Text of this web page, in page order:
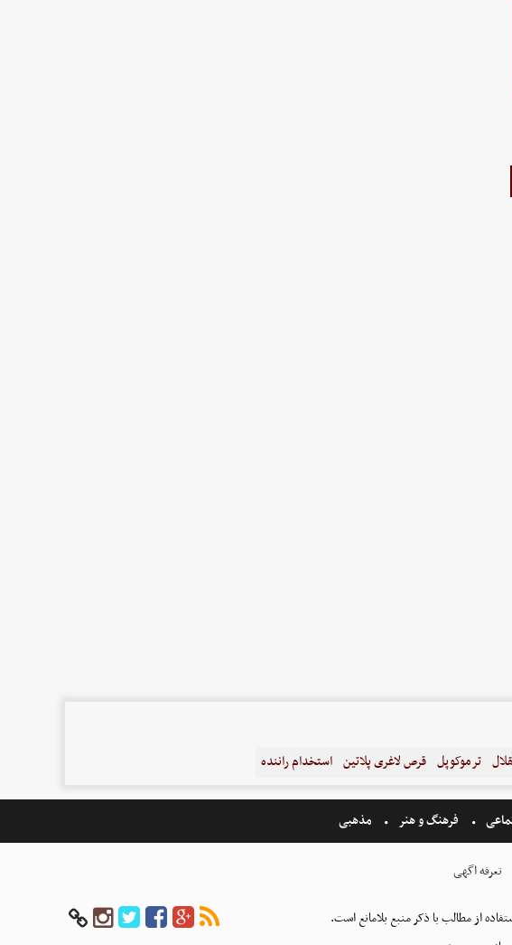
ترموکوپل قرص لاغری پلاتین استخدام راننده
فرهنگ و هنر مذهبی
تعرفه اگهی
از مطالب با ذکر منبع بلامانع است.